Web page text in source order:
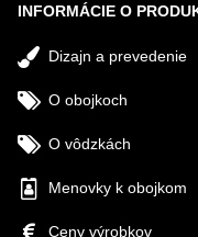
VÁŠ E-MAIL
VAŠA OTÁZKA K PRODUKTU
INFORMÁCIE O
Dizajn a prevedenie
O obojkoch
O vôdzkách
Menovky k obojkom
Ceny výrobkov